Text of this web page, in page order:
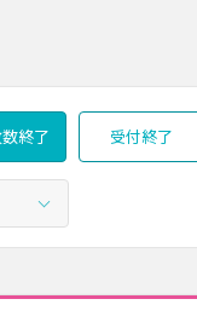
終了 受付終了